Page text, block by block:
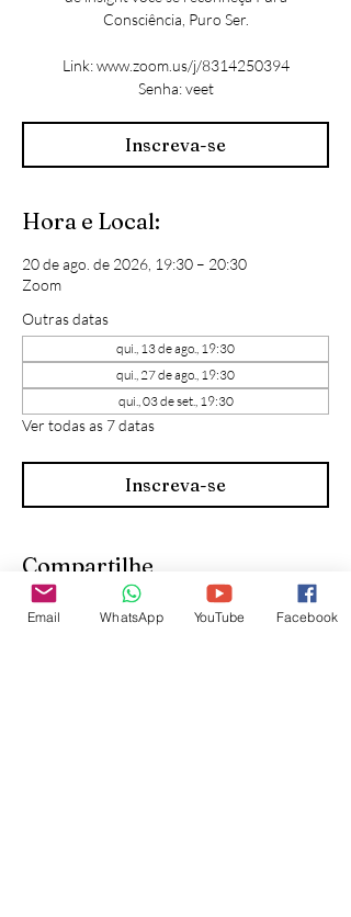
Consciência, Puro Ser.
Link: www.zoom.us/j/8314250394
Senha: veet
Inscreva-se
Hora e Local:
20 de ago. de 2026, 19:30 – 20:30
Zoom
Outras datas
qui., 13 de ago., 19:30
qui., 27 de ago., 19:30
qui., 03 de set., 19:30
Ver todas as 7 datas
Inscreva-se
Compartilhe
Email WhatsApp YouTube Facebook